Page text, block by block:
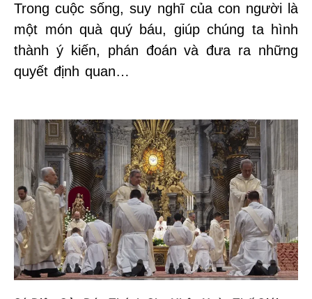
Trong cuộc sống, suy nghĩ của con người là
một món quà quý báu, giúp chúng ta hình
thành ý kiến, phán đoán và đưa ra những
quyết định quan…